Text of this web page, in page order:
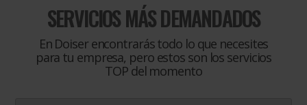
SERVICIOS MÁS DEMANDADOS
En Doiser encontrarás todo lo que necesites
para tu empresa, pero estos son los servicios
TOP del momento